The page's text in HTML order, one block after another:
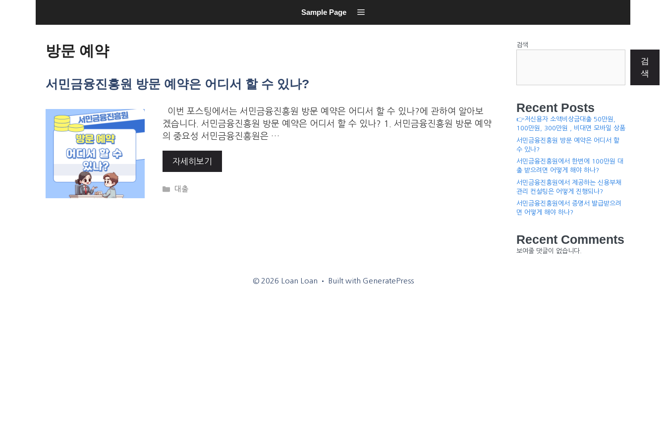
Sample Page
방문 예약
서민금융진흥원 방문 예약은 어디서 할 수 있나?
이번 포스팅에서는 서민금융진흥원 방문 예약은 어디서 할 수 있나?에 관하여 알아보
겠습니다. 서민금융진흥원 방문 예약은 어디서 할 수 있나? 1. 서민금융진흥원 방문 예약
의 중요성 서민금융진흥원은 …
자세히보기
Categories
대출
검색
검
색
Recent Posts
👉저신용자 소액비상금대출 50만원,
100만원, 300만원 , 비대면 모바일 상품
서민금융진흥원 방문 예약은 어디서 할
수 있나?
서민금융진흥원에서 한번에 100만원 대
출 받으려면 어떻게 해야 하나?
서민금융진흥원에서 제공하는 신용부채
관리 컨설팅은 어떻게 진행되나?
서민금융진흥원에서 증명서 발급받으려
면 어떻게 해야 하나?
Recent Comments
보여줄 댓글이 없습니다.
© 2026 Loan Loan • Built with GeneratePress